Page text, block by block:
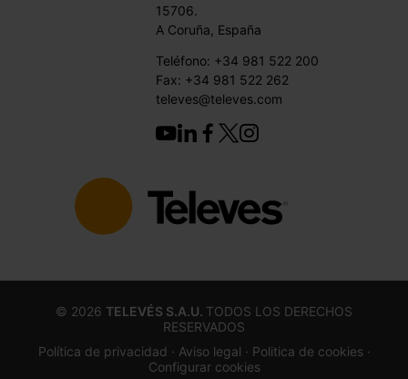
15706.
A Coruña, España
Teléfono: +34 981 522 200
Fax: +34 981 522 262
televes@televes.com
© 2026 TELEVÉS S.A.U. TODOS LOS DERECHOS
RESERVADOS
Política de privacidad · Aviso legal · Politica de cookies ·
Configurar cookies